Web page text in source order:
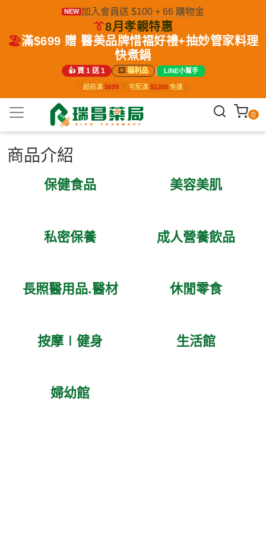
NEW 加入會員送 $100 + 66 購物金
👔8月孝親特惠
🏖️滿$699 贈 醫美品牌惜福好禮+抽妙管家料理
快煮鍋
👍 買 1 送 1 💥福利品 | LINE小幫手
超商滿 $699 宅配滿 $1200 免運
0
商品介紹
保健食品 美容美肌
私密保養 成人營養飲品
長照醫用品.醫材 休閒零食
按摩∣健身 生活館
婦幼館